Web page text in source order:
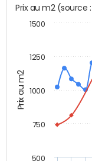
Prix au m2
Prix au m2
1000
500
750
1250
1500